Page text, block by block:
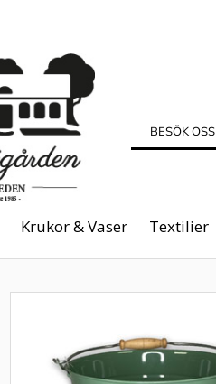
BESÖK OSS
Krukor & Vaser Textilier